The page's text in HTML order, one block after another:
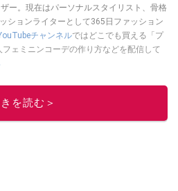
ー。現在はパーソナルスタイリスト、骨格
ションライターとして365日ファッション
チャンネルではどこでも買える「プ
ェミニンコーデの作り方などを配信して
このイチオシストの他の記事を読む
を読む＞